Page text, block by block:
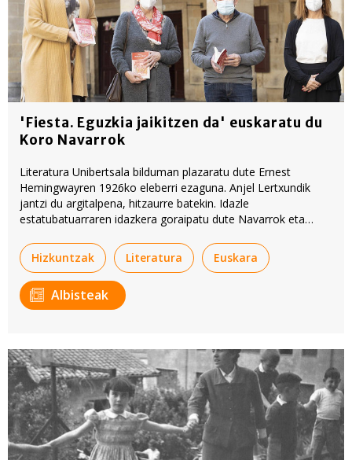
'Fiesta. Eguzkia jaikitzen da' euskaratu du
Koro Navarrok
Literatura Unibertsala bilduman plazaratu dute Ernest
Hemingwayren 1926ko eleberri ezaguna. Anjel Lertxundik
jantzi du argitalpena, hitzaurre batekin. Idazle
estatubatuarraren idazkera goraipatu dute Navarrok eta
dohaina.
Hizkuntzak Literatura Euskara
Albisteak